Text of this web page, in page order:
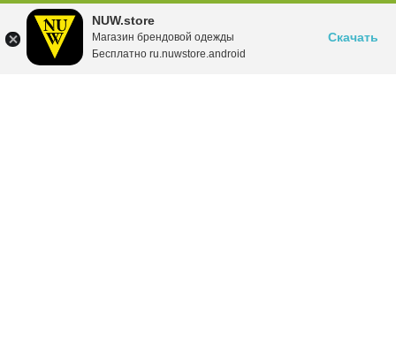
NUW.store
Магазин брендовой одежды
Бесплатно ru.nuwstore.android
Скачать